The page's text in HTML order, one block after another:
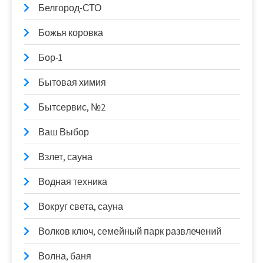
Белгород-СТО
Божья коровка
Бор-1
Бытовая химия
Бытсервис, №2
Ваш Выбор
Взлет, сауна
Водная техника
Вокруг света, сауна
Волков ключ, семейный парк развлечений
Волна, баня